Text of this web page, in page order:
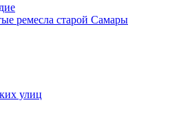
ремесла старой Самары
улиц